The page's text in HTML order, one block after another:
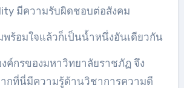
มีความรับผิดชอบต่อสังคม
พร้อมใจแล้วก็เป็นน้ำหนึ่งอันเดียวกัน
ค์กรของมหาวิทยาลัยราชภัฏ จึง
กที่นี่มีความรู้ด้านวิชาการความดี